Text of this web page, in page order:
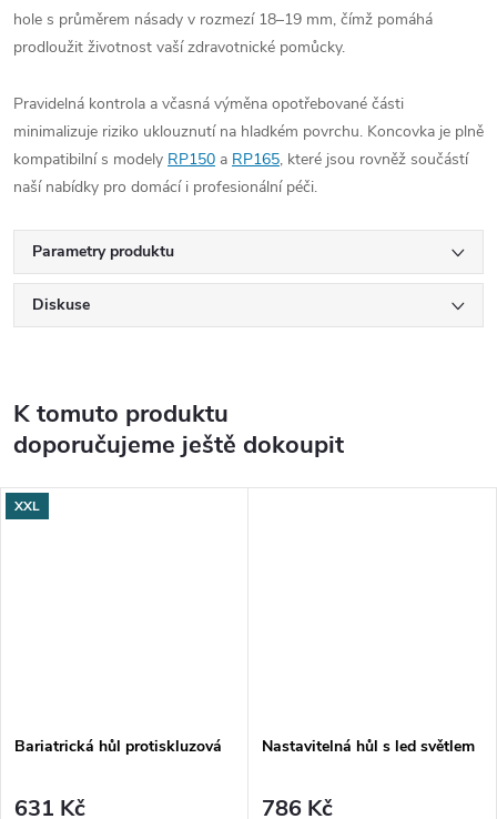
hole s průměrem násady v rozmezí 18–19 mm, čímž pomáhá
prodloužit životnost vaší zdravotnické pomůcky.
Pravidelná kontrola a včasná výměna opotřebované části
minimalizuje riziko uklouznutí na hladkém povrchu. Koncovka je plně
kompatibilní s modely RP150 a RP165, které jsou rovněž součástí
naší nabídky pro domácí i profesionální péči.
Parametry produktu
Diskuse
K tomuto produktu
doporučujeme ještě dokoupit
XXL
Bariatrická hůl protiskluzová
631 Kč
Nastavitelná hůl s led světlem
786 Kč